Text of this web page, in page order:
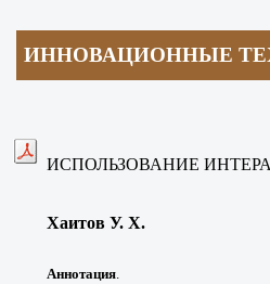
ИННОВАЦИОННЫЕ
ИСПОЛЬЗОВАНИЕ
Хаитов У. Х.
Аннотация.